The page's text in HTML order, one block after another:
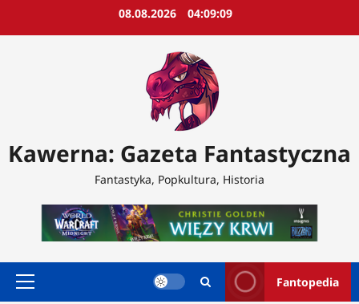
08.08.2026 04:09:12
Kawerna: Gazeta Fantastyczna
Fantastyka, Popkultura, Historia
Menu
Fantopedia